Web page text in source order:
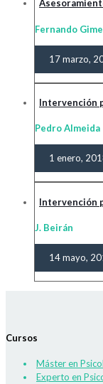
Fernando
17 marzo,
Intervención
Pedro Almeida
1 enero,
Intervención
J. Beirán
14 mayo,
Cursos
Máster en
Experto en